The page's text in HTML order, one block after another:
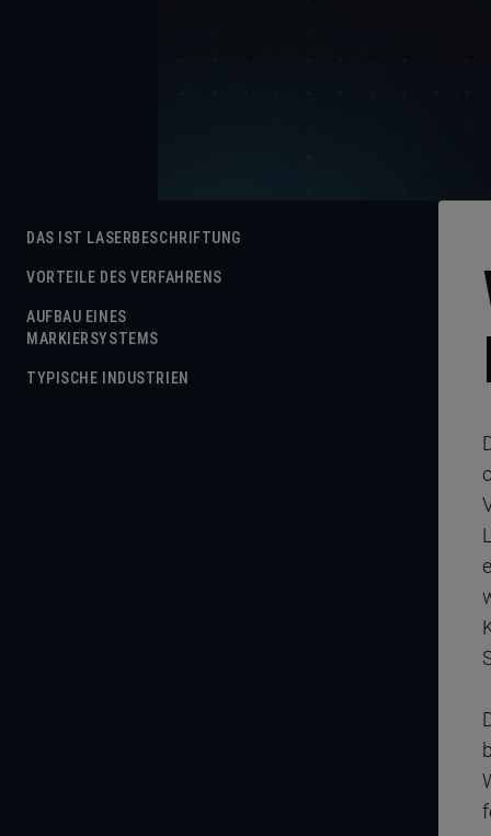
DAS IST LASERBESCHRIFTUNG
VORTEILE DES VERFAHRENS
AUFBAU EINES
MARKIERSYSTEMS
TYPISCHE INDUSTRIEN